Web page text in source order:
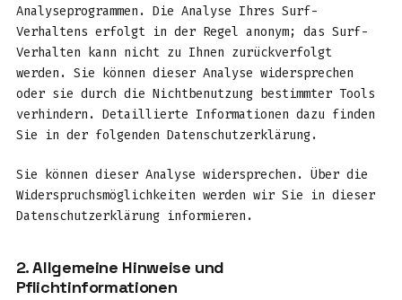
Analyseprogrammen. Die Analyse Ihres Surf-
Verhaltens erfolgt in der Regel anonym; das Surf-
Verhalten kann nicht zu Ihnen zurückverfolgt
werden. Sie können dieser Analyse widersprechen
oder sie durch die Nichtbenutzung bestimmter Tools
verhindern. Detaillierte Informationen dazu finden
Sie in der folgenden Datenschutzerklärung.
Sie können dieser Analyse widersprechen. Über die
Widerspruchsmöglichkeiten werden wir Sie in dieser
Datenschutzerklärung informieren.
2. Allgemeine Hinweise und
Pflichtinformationen